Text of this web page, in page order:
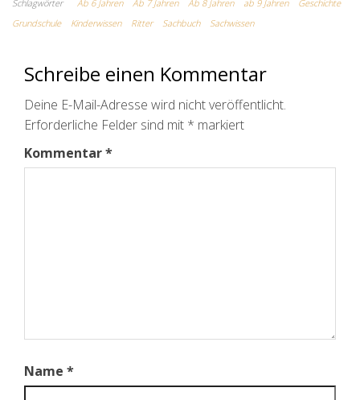
Schlagwörter Ab 6 Jahren Ab 7 Jahren Ab 8 Jahren ab 9 Jahren
Geschichte
Grundschule
Kinderwissen Ritter Sachbuch Sachwissen
Schreibe einen Kommentar
Deine E-Mail-Adresse wird nicht veröffentlicht.
Erforderliche Felder sind mit * markiert
Kommentar*
Name *